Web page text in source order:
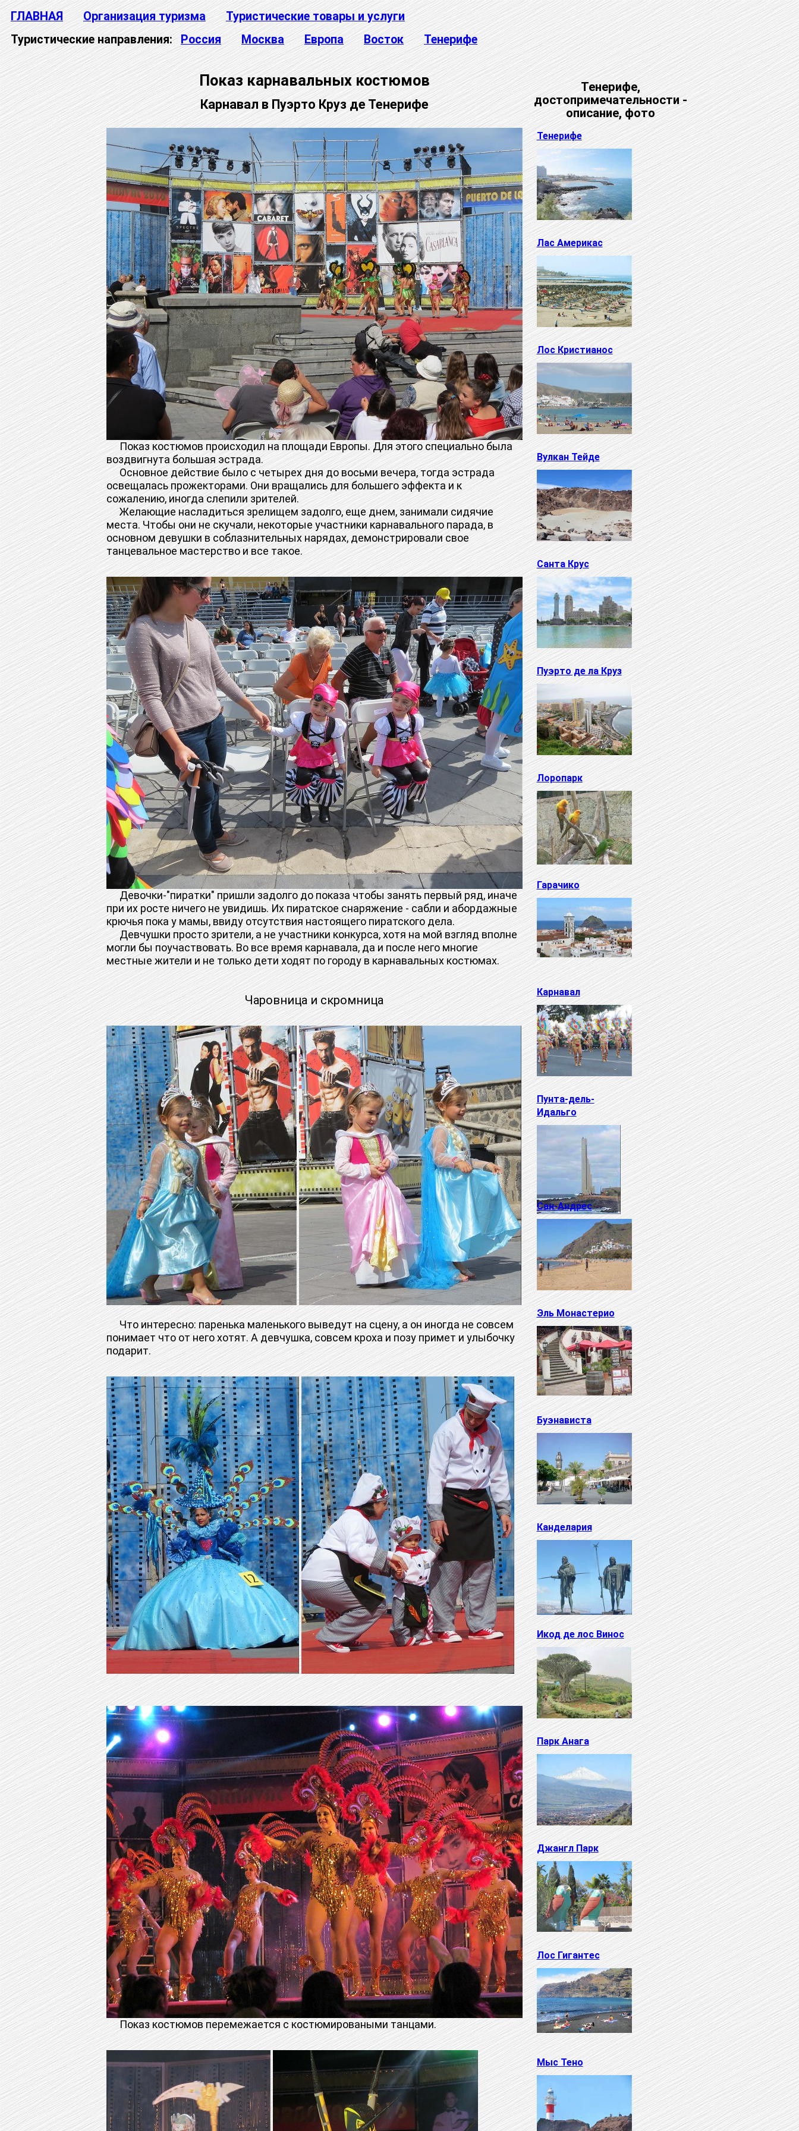
ГЛАВНАЯ Организация туризма
Туристические товары и услуги
Туристические направления:
Россия Москва Европа Восток Тенерифе
Показ карнавальных костюмов
Карнавал в Пуэрто Круз де Тенерифе
Показ костюмов происходил на площади Европы. Для этого специально была
воздвигнута большая эстрада.
Основное действие было с четырех дня до восьми вечера, тогда эстрада
освещалась прожекторами. Они вращались для большего эффекта и к
сожалению, иногда слепили зрителей.
Желающие насладиться зрелищем задолго, еще днем, занимали сидячие
места. Чтобы они не скучали, некоторые участники карнавального парада, в
основном девушки в соблазнительных нарядах, демонстрировали свое
танцевальное мастерство и все такое.
Девочки-"пиратки" пришли задолго до показа чтобы занять первый ряд, иначе
при их росте ничего не увидишь. Их пиратское снаряжение - сабли и абордажные
крючья пока у мамы, ввиду отсутствия настоящего пиратского дела.
Девчушки просто зрители, а не участники конкурса, хотя на мой взгляд вполне
могли бы поучаствовать. Во все время карнавала, да и после него многие
местные жители и не только дети ходят по городу в карнавальных костюмах.
Чаровница и скромница
Что интересно: паренька маленького выведут на сцену, а он иногда не совсем
понимает что от него хотят. А девчушка, совсем кроха и позу примет и улыбочку
подарит.
Показ костюмов перемежается с костюмироваными танцами.
Тенерифе,
достопримечательности -
описание, фото
Тенерифе
Лас Америкас
Лос Кристианос
Вулкан Тейде
Санта Крус
Пуэрто де ла Круз
Лоропарк
Гарачико
Карнавал
Пунта-дель-
Идальго
Сан-Андрес
Эль Монастерио
Буэнависта
Канделария
Икод де лос Винос
Парк Анага
Джангл Парк
Лос Гигантес
Мыс Тено